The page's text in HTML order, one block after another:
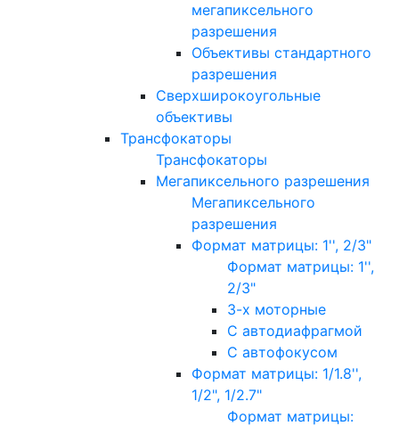
мегапиксельного
разрешения
Объективы стандартного
разрешения
Сверхширокоугольные
объективы
Трансфокаторы
Трансфокаторы
Мегапиксельного разрешения
Мегапиксельного
разрешения
Формат матрицы: 1'', 2/3"
Формат матрицы: 1'',
2/3"
3-х моторные
С автодиафрагмой
С автофокусом
Формат матрицы: 1/1.8'',
1/2", 1/2.7"
Формат матрицы: